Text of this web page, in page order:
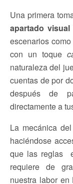
Una primera
apartado
escenarios
con un toque
naturaleza del
cuentas de por
después de
directamente a
La mecánica
haciéndose
que las reglas
requiere de
nuestra labor